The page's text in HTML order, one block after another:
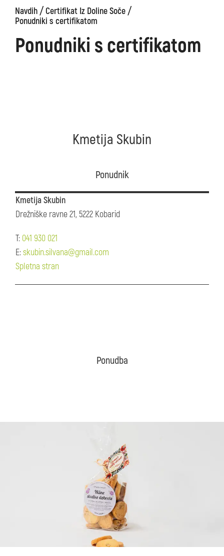
Navdih/Certifikat Iz Doline Soče/
Ponudniki s certifikatom
Ponudniki s certifikatom
Kmetija Skubin
Ponudnik
Kmetija Skubin
Drežniške ravne 21, 5222 Kobarid
T: 041 930 021
E:skubin.silvana@gmail.com
Spletna stran
Ponudba